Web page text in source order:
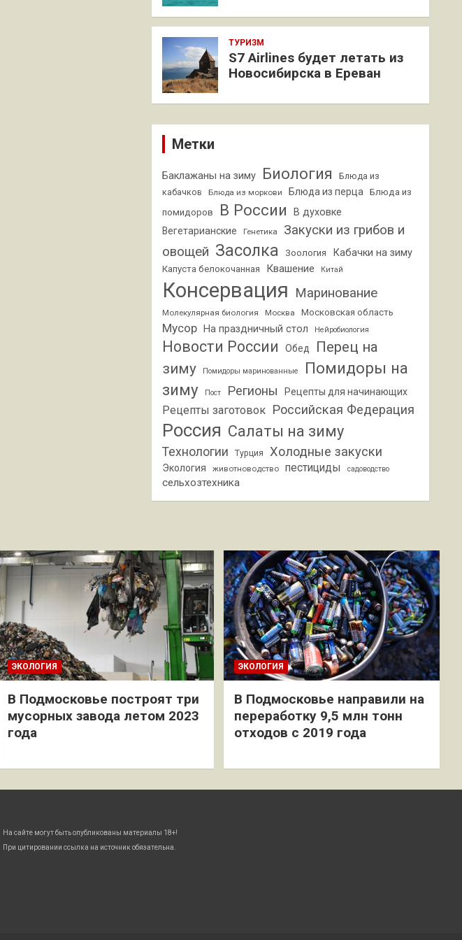
ТУРИЗМ
S7 Airlines будет летать из
Новосибирска в Ереван
Метки
Баклажаны на зиму Биология
Блюда из
кабачков
Блюда из моркови Блюда из перца
Блюда из
помидоров
В России В духовке
Вегетарианские Генетика
Закуски из грибов и
овощей Засолка Зоология Кабачки на зиму
Капуста белокочанная Квашение Китай
Консервация Маринование
Молекулярная биология Москва Московская область
Мусор На праздничный стол Нейробиология
Новости России Обед
Перец на
зиму
Помидоры маринованные
Помидоры на
зиму
Пост Регионы Рецепты для начинающих
Рецепты заготовок Российская Федерация
Россия Салаты на зиму
Технологии Турция Холодные закуски
Экология животноводство пестициды садоводство
сельхозтехника
ЭКОЛОГИЯ
В Подмосковье построят три
мусорных завода летом 2023
года
ЭКОЛОГИЯ
В Подмосковье направили на
переработку 9,5 млн тонн
отходов с 2019 года
На сайте могут быть опубликованы материалы 18+!
При цитировании ссылка на источник обязательна.